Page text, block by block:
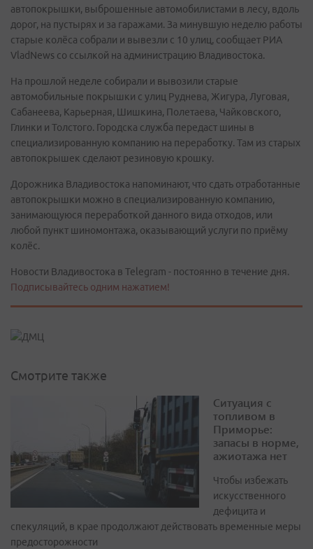
автопокрышки, выброшенные автомобилистами в лесу, вдоль
дорог, на пустырях и за гаражами. За минувшую неделю работы
старые колёса собрали и вывезли с 10 улиц, сообщает РИА
VladNews со ссылкой на администрацию Владивостока.
На прошлой неделе собирали и вывозили старые
автомобильные покрышки с улиц Руднева, Жигура, Луговая,
Сабанеева, Карьерная, Шишкина, Полетаева, Чайковского,
Глинки и Толстого. Городска служба передаст шины в
специализированную компанию на переработку. Там из старых
автопокрышек сделают резиновую крошку.
Дорожника Владивостока напоминают, что сдать отработанные
автопокрышки можно в специализированную компанию,
занимающуюся переработкой данного вида отходов, или
любой пункт шиномонтажа, оказывающий услуги по приёму
колёс.
Новости Владивостока в Telegram - постоянно в течение дня.
Подписывайтесь одним нажатием!
Смотрите также
Ситуация с
топливом в
Приморье:
запасы в норме,
ажиотажа нет
Чтобы избежать
искусственного
дефицита и
спекуляций, в крае продолжают действовать временные меры
предосторожности